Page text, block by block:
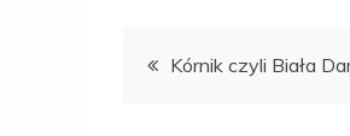
Nawigacja
Kórnik czyli Biała